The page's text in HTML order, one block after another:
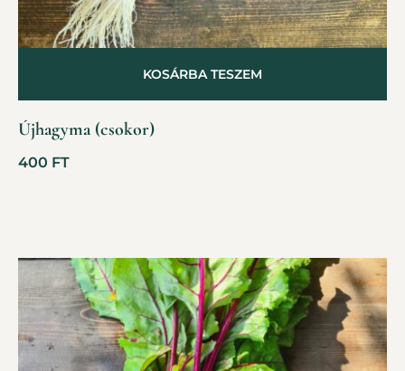
Újhagyma (csokor)
400 FT
KOSÁRBA TESZEM